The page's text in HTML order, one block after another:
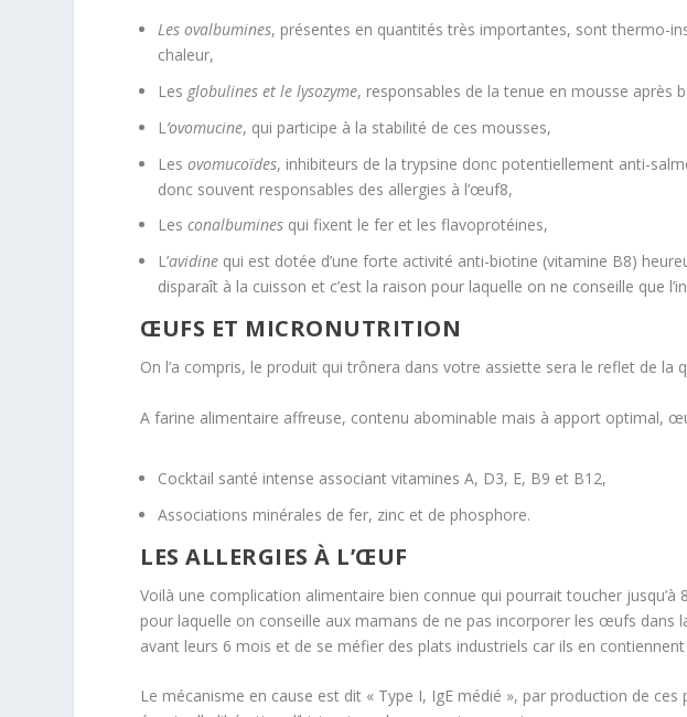
Les ovalbumines, présentes en quantités très importantes, sont thermo-
chaleur,
Les globulines et le lysozyme, responsables de la tenue en mousse après
L’ovomucine, qui participe à la stabilité de ces mousses,
Lesovomucoïdes, inhibiteurs de la trypsine donc potentiellement anti-
donc souvent responsables des allergies à l’œuf8,
Lesconalbumines qui fixent le fer et les flavoprotéines,
L’avidine qui est dotée d’une forte activité anti-biotine (vitamine B8)
disparaît à la cuisson et c’est la raison pour laquelle on ne conseille que
ŒUFS ET MICRONUTRITION
On l’a compris, le produit qui trônera dans votre assiette sera le reflet de la
A farine alimentaire affreuse, contenu abominable mais à apport optimal,
Cocktail santé intense associant vitamines A, D3, E, B9 et B12,
Associations minérales de fer, zinc et de phosphore.
LES ALLERGIES À L’ŒUF
Voilà une complication alimentaire bien connue qui pourrait toucher jusqu’à
pour laquelle on conseille aux mamans de ne pas incorporer les œufs dans
avant leurs 6 mois et de se méfier des plats industriels car ils en
Le mécanisme en cause est dit « Type I, IgE médié », par production de ces